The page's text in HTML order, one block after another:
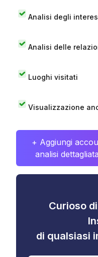
Analisi degli
Analisi delle
Luoghi visitati
Visualizzazione
+ Aggiungi
analisi
Curioso
di qualsiasi